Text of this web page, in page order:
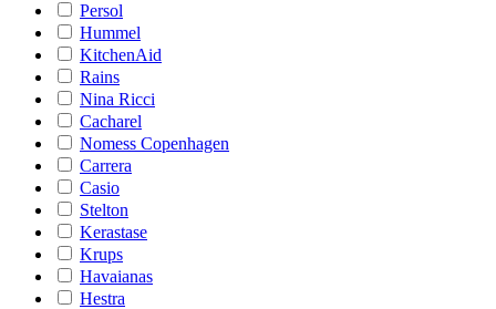
Persol
Hummel
KitchenAid
Rains
Nina Ricci
Cacharel
Nomess Copenhagen
Carrera
Casio
Stelton
Kerastase
Krups
Havaianas
Hestra